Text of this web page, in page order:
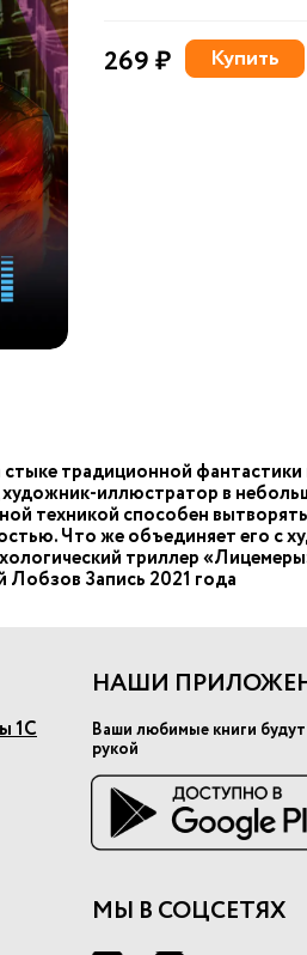
269 ₽ Купить
традиционной фантастики
иллюстратор в
техникой способен
Что же объединяет его с
триллер
Запись 2021 года
1С
НАШИ
Ваши любимые книги
рукой
МЫ В СОЦСЕТЯХ